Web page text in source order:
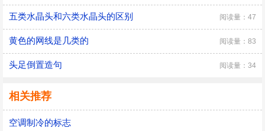
五类水晶头和六类水晶头的区别 阅读量：47
黄色的网线是几类的 阅读量：83
头足倒置造句 阅读量：34
相关推荐
空调制冷的标志